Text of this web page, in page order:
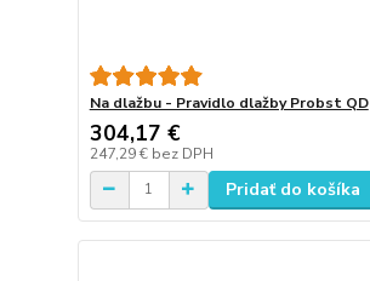
Na dlažbu - Pravidlo dlažby Probst QD
304,17 €
247,29 € bez DPH
Pridať do košíka